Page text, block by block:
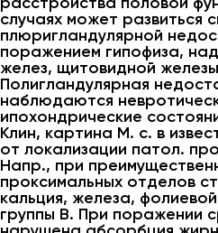
случаях может развиться
плюригландулярной
поражением гипофиза,
желез, щитовидной
Полигландулярная
наблюдаются
ипохондрические
Клин, картина М. с. в
от локализации патол.
Напр., при
проксимальных отделов
кальция, железа,
группы В. При поражении